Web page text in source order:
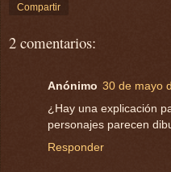
Compartir
2 comentarios:
Anónimo 30 de mayo
¿Hay una explicación
personajes parecen
Responder